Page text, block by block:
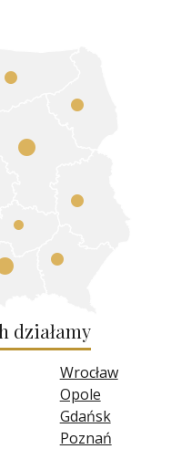
działamy
Wrocław
Opole
Gdańsk
Poznań